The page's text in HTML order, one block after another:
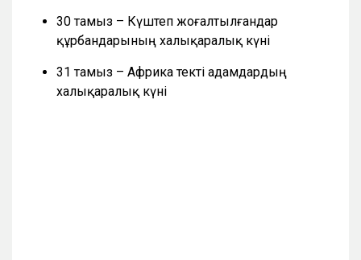
30 тамыз – Күштеп жоғалтылғандар
құрбандарының халықаралық күні
31 тамыз – Африка текті адамдардың
халықаралық күні